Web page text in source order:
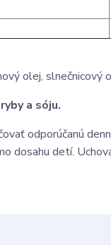
olej, slnečnicový
a sóju.
odporúčanú
dosahu detí.